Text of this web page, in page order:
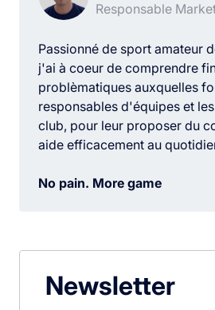
Responsable
Passionné de sport amateur
j'ai à coeur de comprendre
problèmatiques auxquelles
responsables d'équipes et
club, pour leur proposer du
aide efficacement au
No pain. More game
Newsletter